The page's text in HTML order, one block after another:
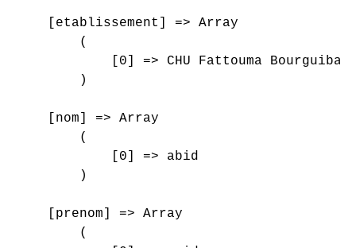
    [etablissement] => Array
        (
[0] => CHU Fattouma Bourguiba
        )
    [nom] => Array
        (
            [0] => abid
        )
    [prenom] => Array
        (